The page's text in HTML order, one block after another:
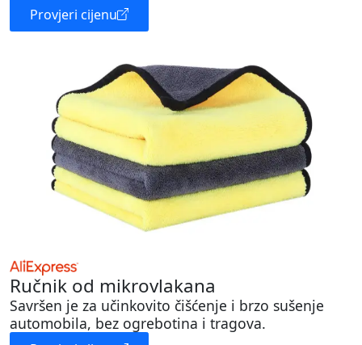
Provjeri cijenu
Ručnik od mikrovlakana
Savršen je za učinkovito čišćenje i brzo sušenje
automobila, bez ogrebotina i tragova.